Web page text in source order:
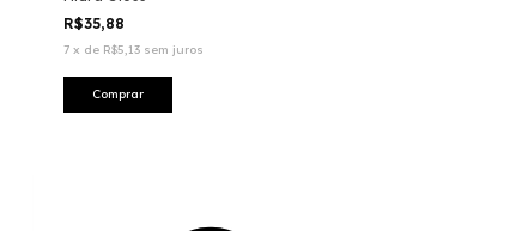
R$35,88
7 x de R$5,13 sem juros